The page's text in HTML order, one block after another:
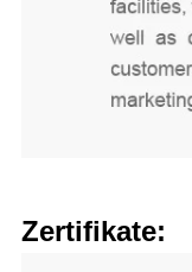
Zertifikate: